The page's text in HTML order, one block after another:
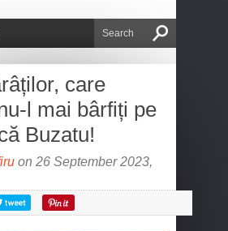
care
l mai bârfiți pe
Buzatu!
on 26 September 2023,